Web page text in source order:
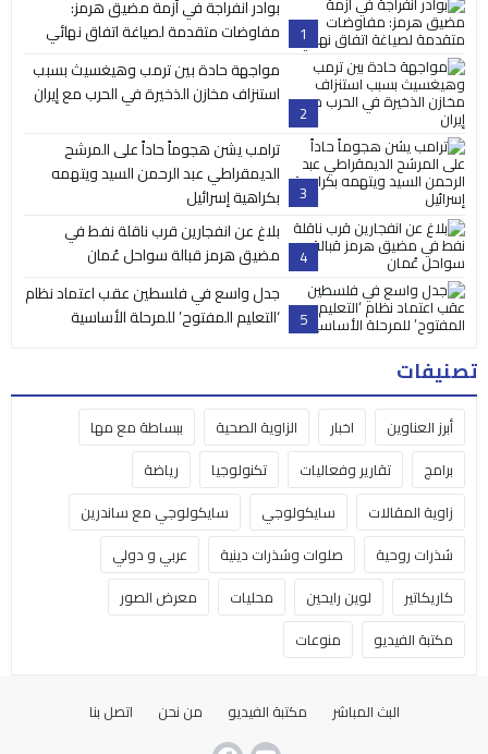
1
بوادر انفراجة في أزمة مضيق هرمز:
مفاوضات متقدمة لصياغة اتفاق نهائي
2
مواجهة حادة بين ترمب وهيغسيث بسبب
استنزاف مخازن الذخيرة في الحرب مع إيران
3
ترامب يشن هجوماً حاداً على المرشح
الديمقراطي عبد الرحمن السيد ويتهمه
بكراهية إسرائيل
4
بلاغ عن انفجارين قرب ناقلة نفط في
مضيق هرمز قبالة سواحل عُمان
5
جدل واسع في فلسطين عقب اعتماد نظام
‘التعليم المفتوح’ للمرحلة الأساسية
تصنيفات
أبرز العناوين اخبار الزاوية الصحية
ببساطة مع مها
برامج
تقارير وفعاليات تكنولوجيا
رياضة
زاوية المقالات
سايكولوجي
سايكولوجي مع ساندرين
شذرات روحية
صلوات وشذرات دينية
عربي و دولي
كاريكاتير
لوين رايحين محليات
معرض الصور
مكتبة الفيديو
منوعات
البث المباشر مكتبة الفيديو من نحن اتصل بنا